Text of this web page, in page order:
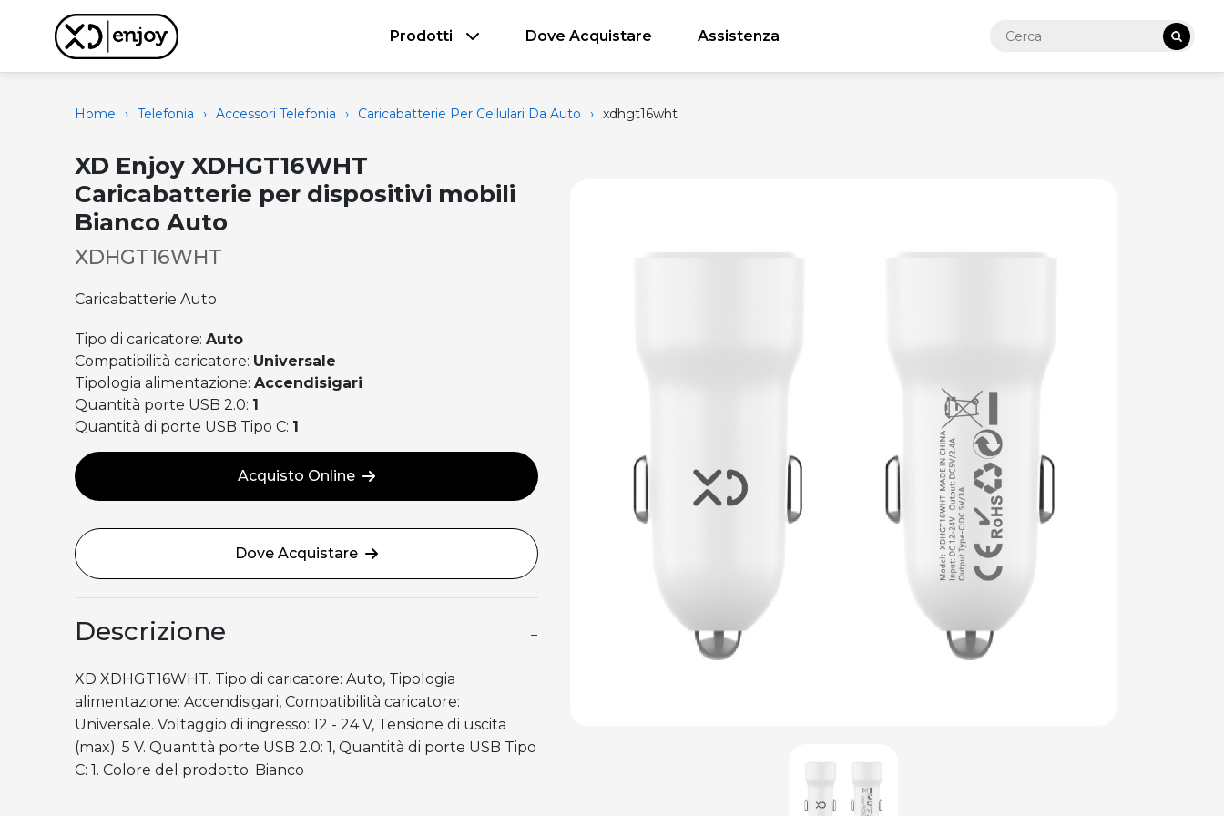
Prodotti Dove Acquistare Assistenza
Home › Telefonia › Accessori Telefonia › Caricabatterie Per Cellulari Da Auto › xdhgt16wht
XD Enjoy XDHGT16WHT
Caricabatterie per dispositivi mobili
Bianco Auto
XDHGT16WHT
Caricabatterie Auto
Tipo di caricatore:Auto
Compatibilità caricatore: Universale
Tipologia alimentazione:Accendisigari
Quantità porte USB 2.0: 1
Quantità di porte USB Tipo C: 1
Acquisto Online
Dove Acquistare
Descrizione −
XD XDHGT16WHT. Tipo di caricatore: Auto, Tipologia
alimentazione: Accendisigari, Compatibilità caricatore:
Universale. Voltaggio di ingresso: 12 - 24 V, Tensione di uscita
(max): 5 V. Quantità porte USB 2.0: 1, Quantità di porte USB Tipo
C: 1. Colore del prodotto: Bianco